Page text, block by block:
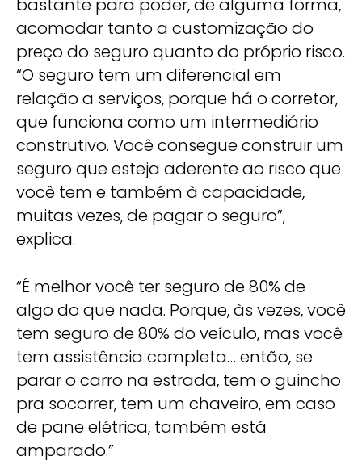
bastante para poder, de alguma forma,
acomodar tanto a customização do
preço do seguro quanto do próprio risco.
“O seguro tem um diferencial em
relação a serviços, porque há o corretor,
que funciona como um intermediário
construtivo. Você consegue construir um
seguro que esteja aderente ao risco que
você tem e também à capacidade,
muitas vezes, de pagar o seguro”,
explica.
“É melhor você ter seguro de 80% de
algo do que nada. Porque, às vezes, você
tem seguro de 80% do veículo, mas você
tem assistência completa… então, se
parar o carro na estrada, tem o guincho
pra socorrer, tem um chaveiro, em caso
de pane elétrica, também está
amparado.”